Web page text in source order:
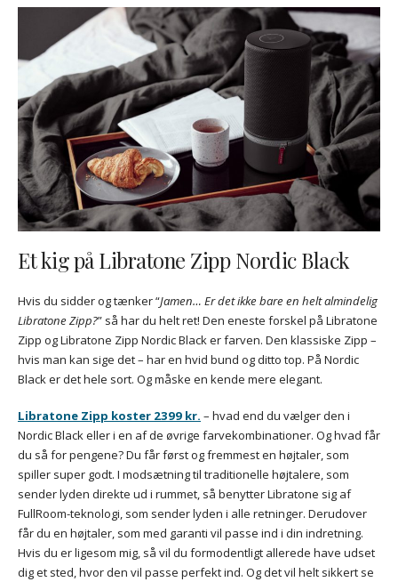
Et kig på Libratone Zipp Nordic Black
Hvis du sidder og tænker “Jamen… Er det ikke bare en helt almindelig
Libratone Zipp?” så har du helt ret! Den eneste forskel på Libratone
Zipp og Libratone Zipp Nordic Black er farven. Den klassiske Zipp –
hvis man kan sige det – har en hvid bund og ditto top. På Nordic
Black er det hele sort. Og måske en kende mere elegant.
Libratone Zipp koster 2399 kr. – hvad end du vælger den i
Nordic Black eller i en af de øvrige farvekombinationer. Og hvad får
du så for pengene? Du får først og fremmest en højtaler, som
spiller super godt. I modsætning til traditionelle højtalere, som
sender lyden direkte ud i rummet, så benytter Libratone sig af
FullRoom-teknologi, som sender lyden i alle retninger. Derudover
får du en højtaler, som med garanti vil passe ind i din indretning.
Hvis du er ligesom mig, så vil du formodentligt allerede have udset
dig et sted, hvor den vil passe perfekt ind. Og det vil helt sikkert se